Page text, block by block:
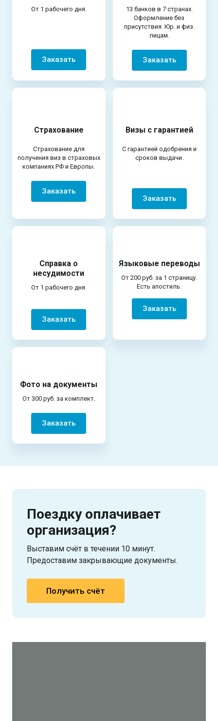
От 1 рабочего дня.
Заказать
13 банков в 7 странах.
Оформление без
присутствия. Юр. и физ.
лицам.
Заказать
Страхование
Страхование для
получения виз в страховых
компаниях РФ и Европы.
Заказать
Визы с гарантией
С гарантией одобрения и
сроков выдачи.
Заказать
Справка о
несудимости
От 1 рабочего дня.
Заказать
Языковые переводы
От 200 руб. за 1 страницу.
Есть апостиль.
Заказать
Фото на документы
От 300 руб. за комплект.
Заказать
Поездку оплачивает
организация?
Выставим счёт в течении 10 минут.
Предоставим закрывающие документы.
Получить счёт